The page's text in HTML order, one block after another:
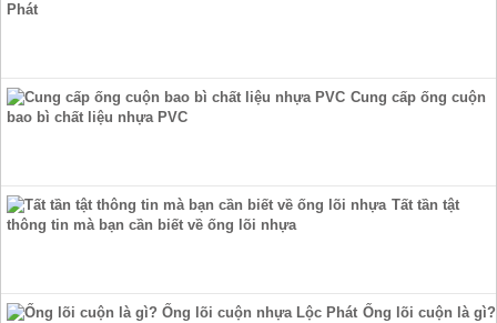
Phát
Cung cấp ống cuộn
bao bì chất liệu nhựa PVC
Tất tần tật
thông tin mà bạn cần biết về ống lõi nhựa
Ống lõi cuộn là gì?